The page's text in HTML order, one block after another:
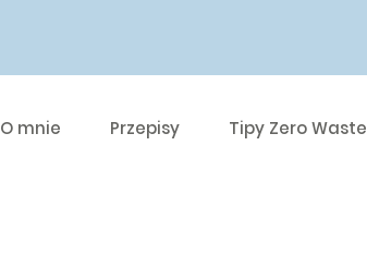
O mnie Przepisy Tipy Zero Waste